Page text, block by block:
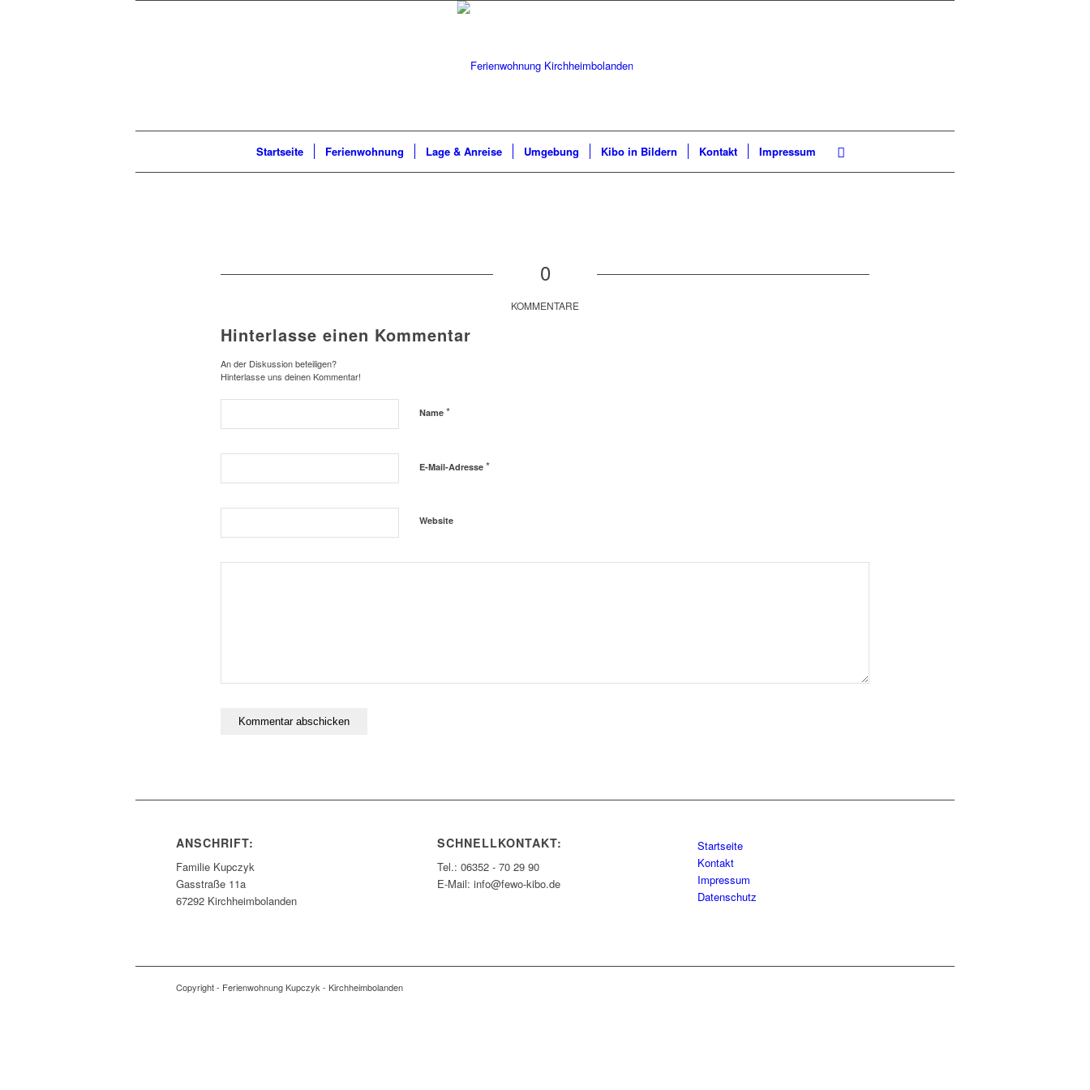
Startseite Ferienwohnung Lage & Anreise Umgebung Kibo in Bildern Kontakt Impressum
0
KOMMENTARE
Hinterlasse einen Kommentar
An der Diskussion beteiligen?
Hinterlasse uns deinen Kommentar!
Name *
E-Mail-Adresse *
Website
ANSCHRIFT:
Familie Kupczyk
Gasstraße 11a
67292 Kirchheimbolanden
SCHNELLKONTAKT:
Tel.: 06352 - 70 29 90
E-Mail: info@fewo-kibo.de
Startseite
Kontakt
Impressum
Datenschutz
Copyright - Ferienwohnung Kupczyk - Kirchheimbolanden